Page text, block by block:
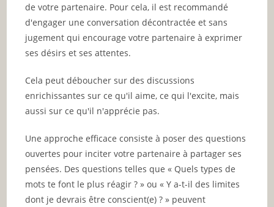
de votre partenaire. Pour cela, il est recommandé
d'engager une conversation décontractée et sans
jugement qui encourage votre partenaire à exprimer
ses désirs et ses attentes.
Cela peut déboucher sur des discussions
enrichissantes sur ce qu'il aime, ce qui l'excite, mais
aussi sur ce qu'il n'apprécie pas.
Une approche efficace consiste à poser des questions
ouvertes pour inciter votre partenaire à partager ses
pensées. Des questions telles que « Quels types de
mots te font le plus réagir ? » ou « Y a-t-il des limites
dont je devrais être conscient(e) ? » peuvent